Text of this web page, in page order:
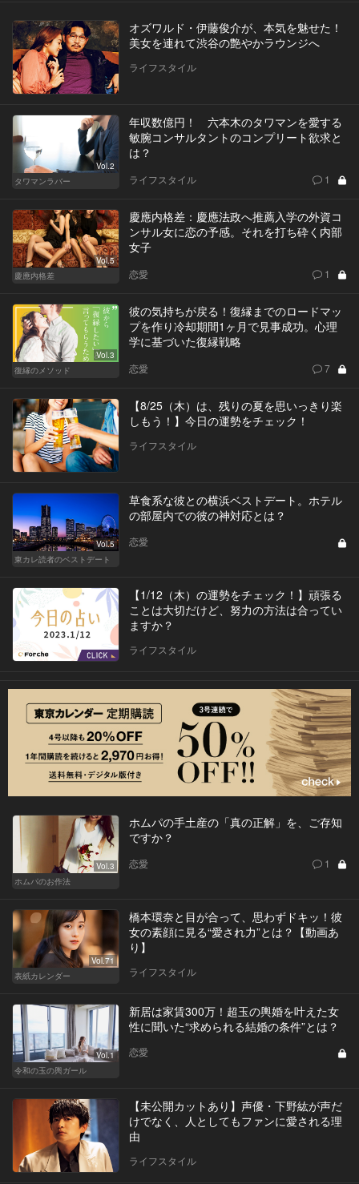
オズワルド・伊藤俊介が、本気を魅せた！
美女を連れて渋谷の艶やかラウンジへ
ライフスタイル
Vol.2
タワマンラバー
年収数億円！ 六本木のタワマンを愛する
敏腕コンサルタントのコンプリート欲求と
は？
ライフスタイル 1
Vol.5
慶應内格差
慶應内格差：慶應法政へ推薦入学の外資コ
ンサル女に恋の予感。それを打ち砕く内部
女子
恋愛 1
Vol.3
復縁のメソッド
彼の気持ちが戻る！復縁までのロードマッ
プを作り冷却期間1ヶ月で見事成功。心理
学に基づいた復縁戦略
恋愛 7
【8/25（木）は、残りの夏を思いっきり楽
しもう！】今日の運勢をチェック！
ライフスタイル
Vol.5
東カレ読者のベストデート
草食系な彼との横浜ベストデート。ホテル
の部屋内での彼の神対応とは？
恋愛
【1/12（木）の運勢をチェック！】頑張る
ことは大切だけど、努力の方法は合ってい
ますか？
ライフスタイル
Vol.3
ホムパのお作法
ホムパの手土産の「真の正解」を、ご存知
ですか？
恋愛 1
Vol.71
表紙カレンダー
橋本環奈と目が合って、思わずドキッ！彼
女の素顔に見る“愛され力”とは？【動画あ
り】
ライフスタイル
Vol.1
令和の玉の輿ガール
新居は家賃300万！超玉の輿婚を叶えた女
性に聞いた“求められる結婚の条件”とは？
恋愛
【未公開カットあり】声優・下野紘が声だ
けでなく、人としてもファンに愛される理
由
ライフスタイル